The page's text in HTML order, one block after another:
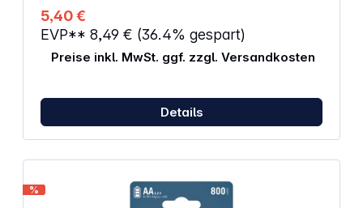
Alternative Artikelbezeichnung: Mignon, HR6, HR06,
R6, R06
5,40 €
EVP** 8,49 € (36.4% gespart)
Preise inkl. MwSt. ggf. zzgl. Versandkosten
Details
%